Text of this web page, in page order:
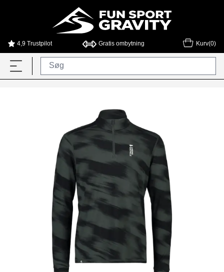
4,9 Trustpilot Gratis ombytning Kurv(0)